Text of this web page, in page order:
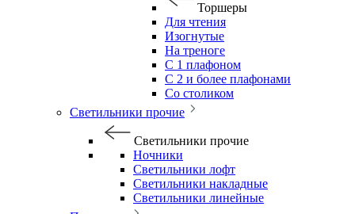
Торшеры
Для чтения
Изогнутые
На треноге
С 1 плафоном
С 2 и более плафонами
Со столиком
Светильники прочие
Светильники прочие
Ночники
Светильники лофт
Светильники накладные
Светильники линейные